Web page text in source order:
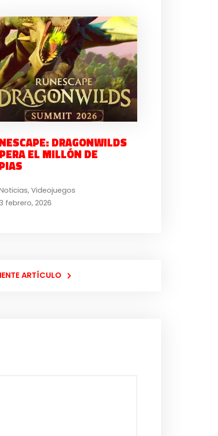
DRAGONWILDS
EL MILLÓN DE
,Videojuegos
febrero, 2026
ARTÍCULO